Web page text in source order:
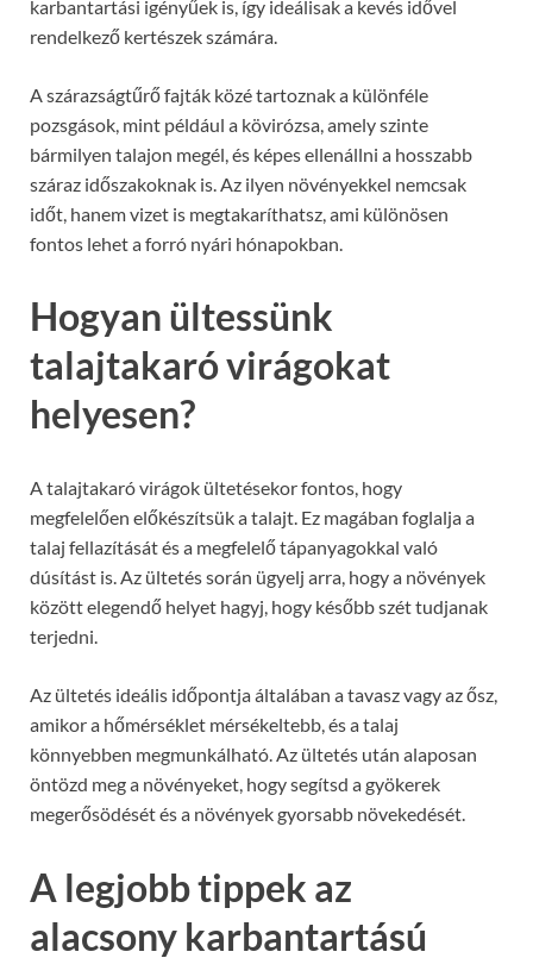
karbantartási igényűek is, így ideálisak a kevés idővel
rendelkező kertészek számára.
A szárazságtűrő fajták közé tartoznak a különféle
pozsgások, mint például a kövirózsa, amely szinte
bármilyen talajon megél, és képes ellenállni a hosszabb
száraz időszakoknak is. Az ilyen növényekkel nemcsak
időt, hanem vizet is megtakaríthatsz, ami különösen
fontos lehet a forró nyári hónapokban.
Hogyan ültessünk
talajtakaró virágokat
helyesen?
A talajtakaró virágok ültetésekor fontos, hogy
megfelelően előkészítsük a talajt. Ez magában foglalja a
talaj fellazítását és a megfelelő tápanyagokkal való
dúsítást is. Az ültetés során ügyelj arra, hogy a növények
között elegendő helyet hagyj, hogy később szét tudjanak
terjedni.
Az ültetés ideális időpontja általában a tavasz vagy az ősz,
amikor a hőmérséklet mérsékeltebb, és a talaj
könnyebben megmunkálható. Az ültetés után alaposan
öntözd meg a növényeket, hogy segítsd a gyökerek
megerősödését és a növények gyorsabb növekedését.
A legjobb tippek az
alacsony karbantartású